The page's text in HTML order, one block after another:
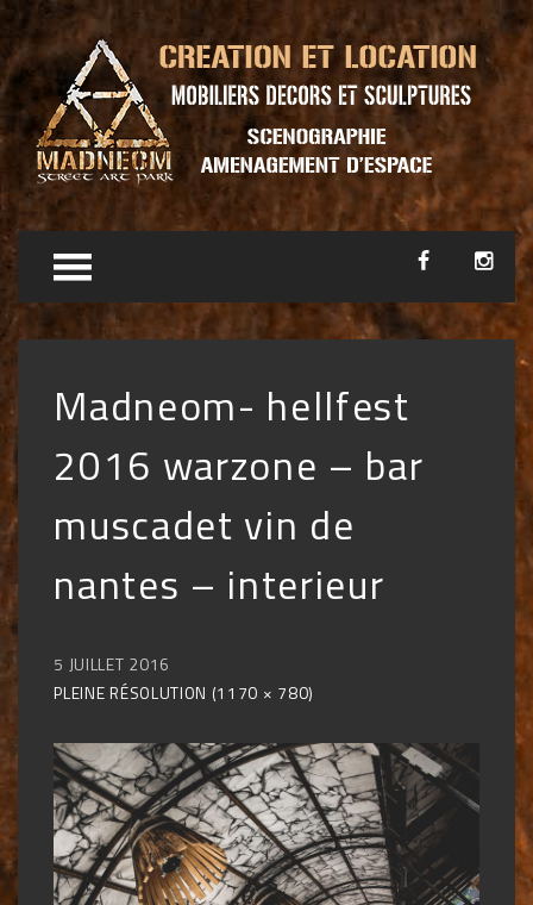
Madneom- hellfest
2016 warzone – bar
muscadet vin de
nantes – interieur
5 JUILLET 2016
PLEINE RÉSOLUTION (1170 × 780)